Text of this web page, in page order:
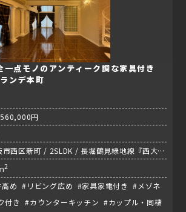
一点モノのアンティーク調な家具付き
ンデ本町
円
西区新町 / 2SLDK / 長堀鶴見緑地線『西大橋
2
め #リビング広め #家具家電付き #メゾネ
付き #カウンターキッチン #カップル・同棲